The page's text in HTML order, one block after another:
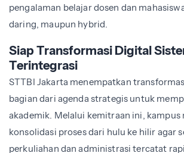
pengalaman belajar dosen dan
daring, maupun hybrid.
Siap Transformasi Digital
Terintegrasi
STTBI Jakarta menempatkan
bagian dari agenda strategis untuk
akademik. Melalui kemitraan ini, kampus
konsolidasi proses dari hulu ke hilir agar
perkuliahan dan administrasi tercatat